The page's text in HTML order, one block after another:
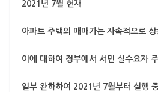
2021년 7월 현재
아파트 주택의 매매가는 자속적으로 상
이에 대하여 정부에서 서민 실수요자
일부 완하하여 2021년 7월부터 실행